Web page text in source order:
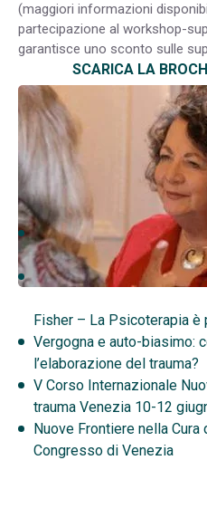
(maggiori informazioni
partecipazione al workshop-
garantisce uno sconto sulle
SCARICA LA
Fisher – La Psicoterapia è
Vergogna e auto-biasimo:
l’elaborazione del trauma?
V Corso Internazionale
trauma Venezia 10-12
Nuove Frontiere nella Cura
Congresso di Venezia